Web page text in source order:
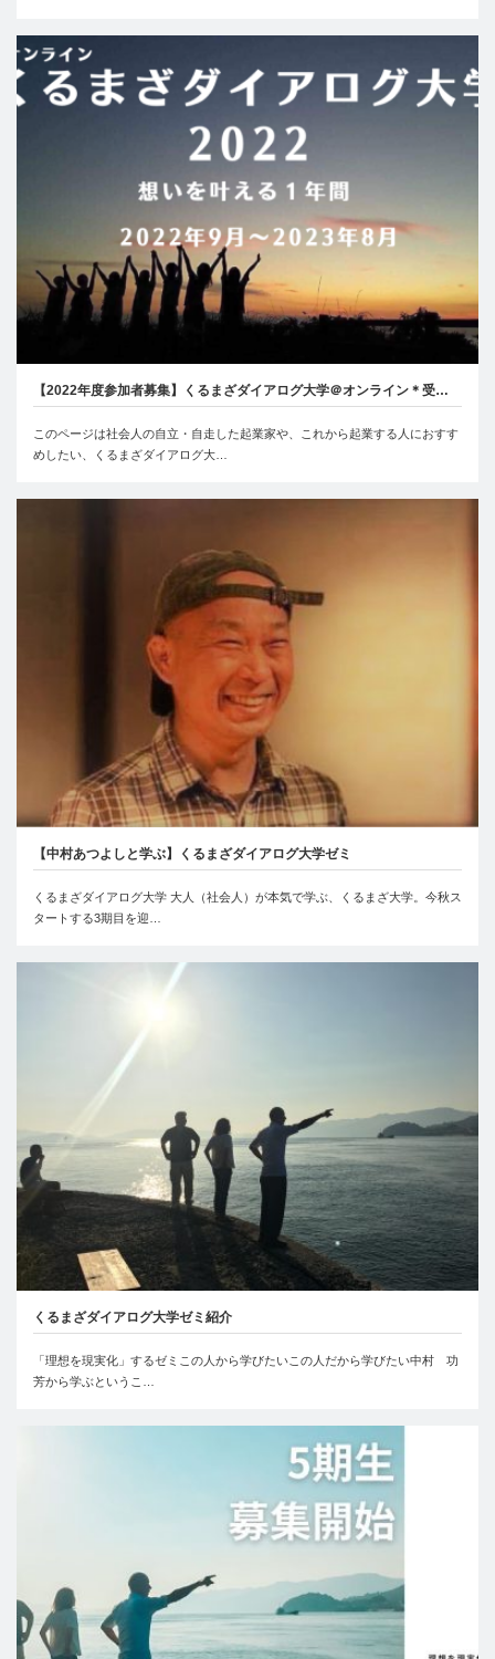
【2022年度参加者募集】くるまざダイアログ大学＠オンライン＊受…
このページは社会人の自立・自走した起業家や、これから起業する人におすす
めしたい、くるまざダイアログ大…
【中村あつよしと学ぶ】くるまざダイアログ大学ゼミ
くるまざダイアログ大学 大人（社会人）が本気で学ぶ、くるまざ大学。今秋ス
タートする3期目を迎…
くるまざダイアログ大学ゼミ紹介
「理想を現実化」するゼミこの人から学びたいこの人だから学びたい中村 功
芳から学ぶというこ…